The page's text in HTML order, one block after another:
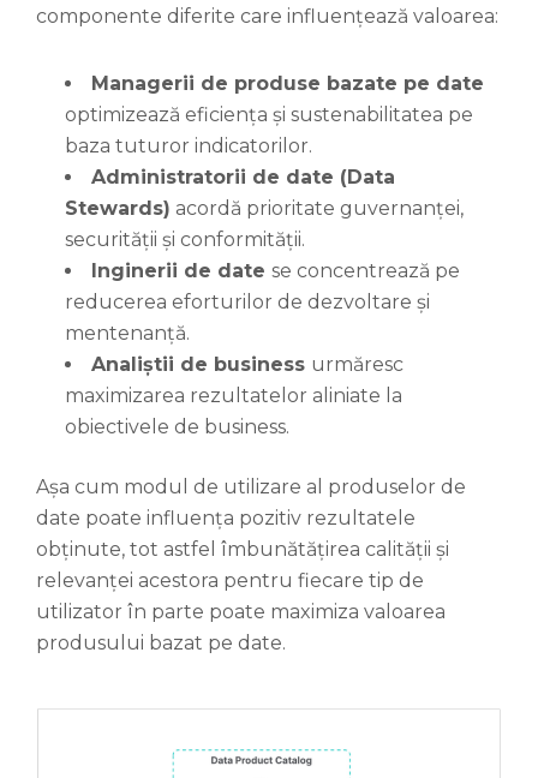
componente diferite care influențează valoarea:
Managerii de produse bazate pe date
optimizează eficiența și sustenabilitatea pe
baza tuturor indicatorilor.
Administratorii de date (Data
Stewards) acordă prioritate guvernanței,
securității și conformității.
Inginerii de date se concentrează pe
reducerea eforturilor de dezvoltare și
mentenanță.
Analiștii de business urmăresc
maximizarea rezultatelor aliniate la
obiectivele de business.
Așa cum modul de utilizare al produselor de
date poate influența pozitiv rezultatele
obținute, tot astfel îmbunătățirea calității și
relevanței acestora pentru fiecare tip de
utilizator în parte poate maximiza valoarea
produsului bazat pe date.